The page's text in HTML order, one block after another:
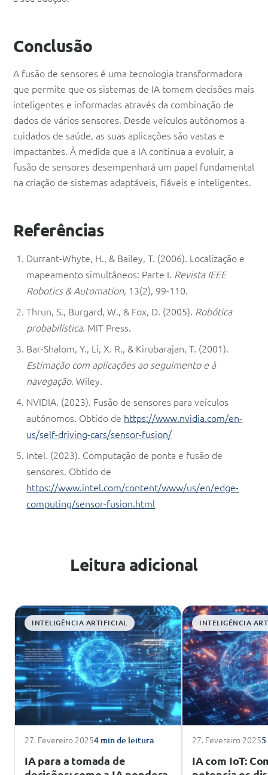
Conclusão
A fusão de sensores é uma tecnologia transformadora
que permite que os sistemas de IA tomem decisões mais
inteligentes e informadas através da combinação de
dados de vários sensores. Desde veículos autónomos a
cuidados de saúde, as suas aplicações são vastas e
impactantes. À medida que a IA continua a evoluir, a
fusão de sensores desempenhará um papel fundamental
na criação de sistemas adaptáveis, fiáveis e inteligentes.
Referências
Durrant-Whyte, H., & Bailey, T. (2006). Localização e
mapeamento simultâneos: Parte I. Revista IEEE
Robotics & Automation, 13(2), 99-110.
Thrun, S., Burgard, W., & Fox, D. (2005). Robótica
probabilística. MIT Press.
Bar-Shalom, Y., Li, X. R., & Kirubarajan, T. (2001).
Estimação com aplicações ao seguimento e à
navegação. Wiley.
NVIDIA. (2023). Fusão de sensores para veículos
autónomos. Obtido de https://www.nvidia.com/en-
us/self-driving-cars/sensor-fusion/
Intel. (2023). Computação de ponta e fusão de
sensores. Obtido de
https://www.intel.com/content/www/us/en/edge-
computing/sensor-fusion.html
Leitura adicional
INTELIGÊNCIA ARTIFICIAL
27. Fevereiro 20254 min de leitura
IA para a tomada de
INTELIGÊNCIA
27. Fevereiro 2025
IA com IoT: